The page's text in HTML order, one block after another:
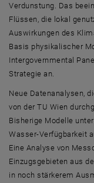
Verdunstung. Das
Flüssen, die lokal
Auswirkungen des
Basis physikalischer
Intergovernmental
Strategie an.
Neue Datenanalysen,
von der TU Wien
Bisherige Modelle
Wasser-Verfügbarkeit
Eine Analyse von
Einzugsgebieten aus
in noch stärkerem